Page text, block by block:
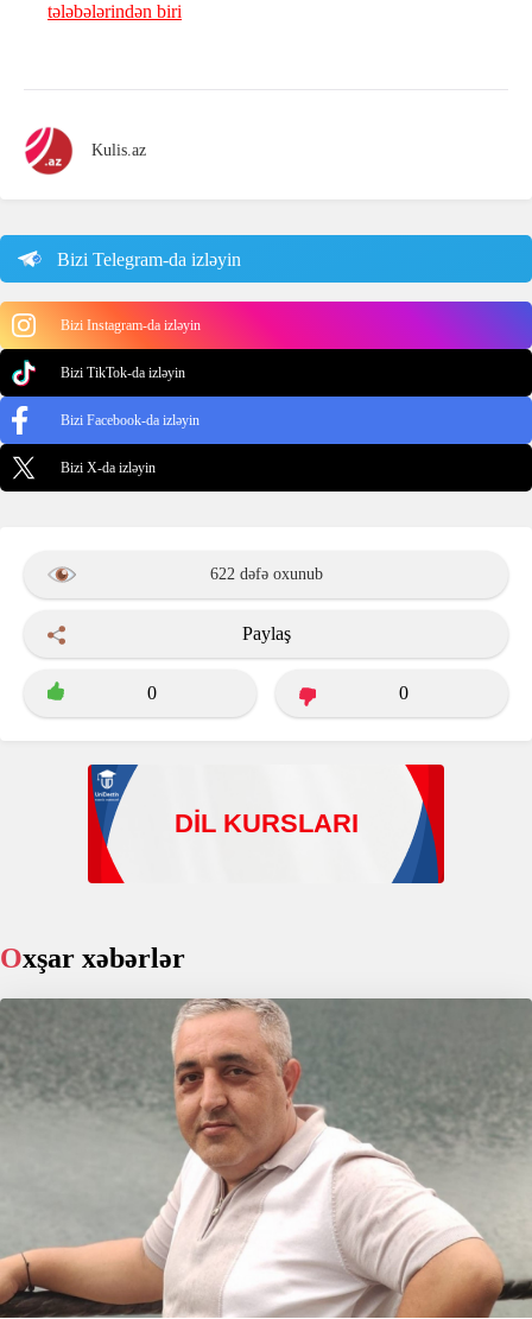
tələbələrindən biri
Kulis.az
Bizi Telegram-da izləyin
Bizi Instagram-da izləyin
Bizi TikTok-da izləyin
Bizi Facebook-da izləyin
Bizi X-da izləyin
622 dəfə oxunub
Paylaş
0 0
Oxşar xəbərlər